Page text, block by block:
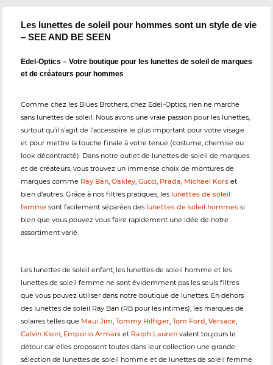
Les lunettes de soleil pour hommes sont un style de vie
– SEE AND BE SEEN
Edel-Optics – Votre boutique pour les lunettes de soleil de marques
et de créateurs pour hommes
Comme chez les Blues Brothers, chez Edel-Optics, rien ne marche
sans lunettes de soleil. Nous avons une vraie passion pour les lunettes,
surtout qu’il s’agit de l’accessoire le plus important pour votre visage
et pour mettre la touche finale à votre tenue (costume, chemise ou
look décontracté). Dans notre outlet de lunettes de soleil de marques
et de créateurs, vous trouvez un immense choix de montures de
marques comme Ray Ban, Oakley, Gucci, Prada, Michael Kors et
bien d’autres. Grâce à nos filtres pratiques, les lunettes de soleil
femme sont facilement séparées des lunettes de soleil hommes si
bien que vous pouvez vous faire rapidement une idée de notre
assortiment varié.
Les lunettes de soleil enfant, les lunettes de soleil homme et les
lunettes de soleil femme ne sont évidemment pas les seuls filtres
que vous pouvez utiliser dans notre boutique de lunettes. En dehors
des lunettes de soleil Ray Ban (RB pour les intimes), les marques de
solaires telles que Maui Jim, Tommy Hilfiger, Tom Ford, Versace,
Calvin Klein, Emporio Armani et Ralph Lauren valent toujours le
détour car elles proposent toutes dans leur collection une grande
sélection de lunettes de soleil homme et de lunettes de soleil femme